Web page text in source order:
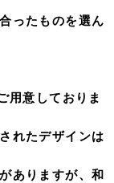
ったものを選ん
用意しておりま
れたデザインは
ありますが、和